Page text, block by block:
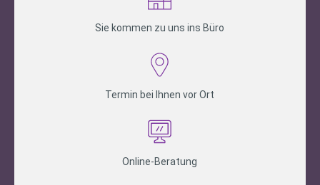
Sie kommen zu uns ins Büro
Termin bei Ihnen vor Ort
Online-Beratung